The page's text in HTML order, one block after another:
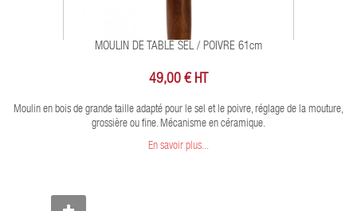
MOULIN DE TABLE SEL / POIVRE 61cm
49,00 € HT
Moulin en bois de grande taille adapté pour le sel et le poivre, réglage de la mouture,
grossière ou fine. Mécanisme en céramique.
En savoir plus...